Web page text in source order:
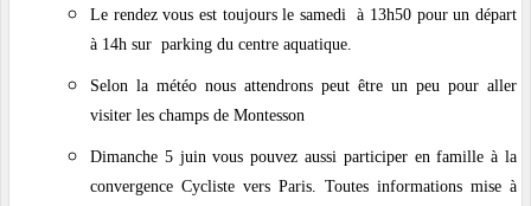
Le rendez vous est toujours le samedi à 13h50 pour un départ
à 14h sur parking du centre aquatique.
Selon la météo nous attendrons peut être un peu pour aller
visiter les champs de Montesson
Dimanche 5 juin vous pouvez aussi participer en famille à la
convergence Cycliste vers Paris. Toutes informations mise à